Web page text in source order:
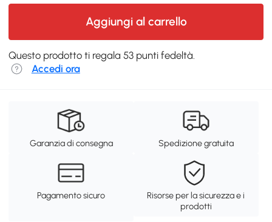
Aggiungi al carrello
Questo prodotto ti regala 53 punti fedeltà.
Accedi ora
Garanzia di consegna Spedizione gratuita
Pagamento sicuro
Risorse per la sicurezza e i
prodotti